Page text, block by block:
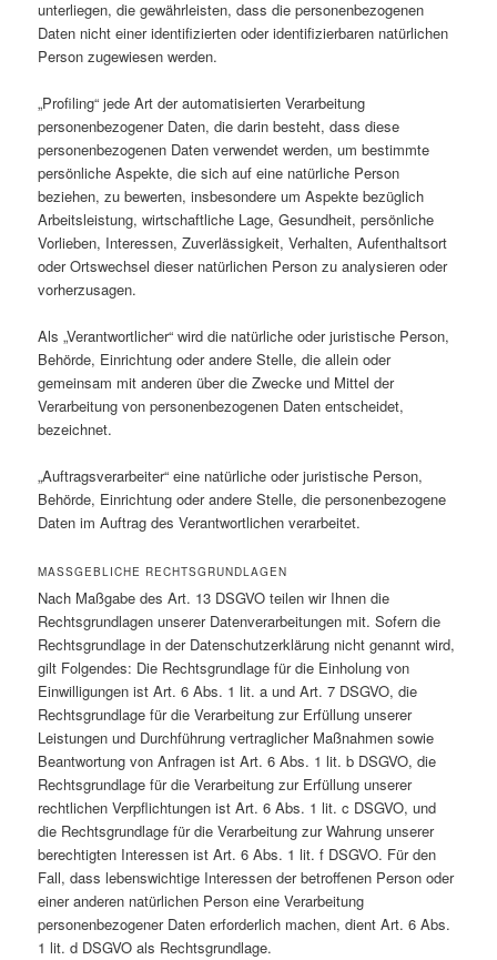
unterliegen, die gewährleisten, dass die personenbezogenen
Daten nicht einer identifizierten oder identifizierbaren natürlichen
Person zugewiesen werden.
„Profiling“ jede Art der automatisierten Verarbeitung
personenbezogener Daten, die darin besteht, dass diese
personenbezogenen Daten verwendet werden, um bestimmte
persönliche Aspekte, die sich auf eine natürliche Person
beziehen, zu bewerten, insbesondere um Aspekte bezüglich
Arbeitsleistung, wirtschaftliche Lage, Gesundheit, persönliche
Vorlieben, Interessen, Zuverlässigkeit, Verhalten, Aufenthaltsort
oder Ortswechsel dieser natürlichen Person zu analysieren oder
vorherzusagen.
Als „Verantwortlicher“ wird die natürliche oder juristische Person,
Behörde, Einrichtung oder andere Stelle, die allein oder
gemeinsam mit anderen über die Zwecke und Mittel der
Verarbeitung von personenbezogenen Daten entscheidet,
bezeichnet.
„Auftragsverarbeiter“ eine natürliche oder juristische Person,
Behörde, Einrichtung oder andere Stelle, die personenbezogene
Daten im Auftrag des Verantwortlichen verarbeitet.
MASSGEBLICHE RECHTSGRUNDLAGEN
Nach Maßgabe des Art. 13 DSGVO teilen wir Ihnen die
Rechtsgrundlagen unserer Datenverarbeitungen mit. Sofern die
Rechtsgrundlage in der Datenschutzerklärung nicht genannt wird,
gilt Folgendes: Die Rechtsgrundlage für die Einholung von
Einwilligungen ist Art. 6 Abs. 1 lit. a und Art. 7 DSGVO, die
Rechtsgrundlage für die Verarbeitung zur Erfüllung unserer
Leistungen und Durchführung vertraglicher Maßnahmen sowie
Beantwortung von Anfragen ist Art. 6 Abs. 1 lit. b DSGVO, die
Rechtsgrundlage für die Verarbeitung zur Erfüllung unserer
rechtlichen Verpflichtungen ist Art. 6 Abs. 1 lit. c DSGVO, und
die Rechtsgrundlage für die Verarbeitung zur Wahrung unserer
berechtigten Interessen ist Art. 6 Abs. 1 lit. f DSGVO. Für den
Fall, dass lebenswichtige Interessen der betroffenen Person oder
einer anderen natürlichen Person eine Verarbeitung
personenbezogener Daten erforderlich machen, dient Art. 6 Abs.
1 lit. d DSGVO als Rechtsgrundlage.